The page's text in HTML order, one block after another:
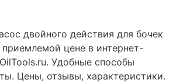
двойного действия для бочек
цене в интернет-
Удобные способы
Цены, отзывы, характеристики.